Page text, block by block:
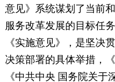
意见》系统谋划了当前
服务改革发展的目标任
《实施意见》，是坚决
决策部署的具体举措，
《中共中央 国务院关于